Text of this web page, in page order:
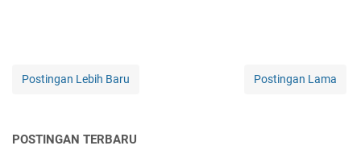
Postingan Lebih Baru Postingan Lama
POSTINGAN TERBARU